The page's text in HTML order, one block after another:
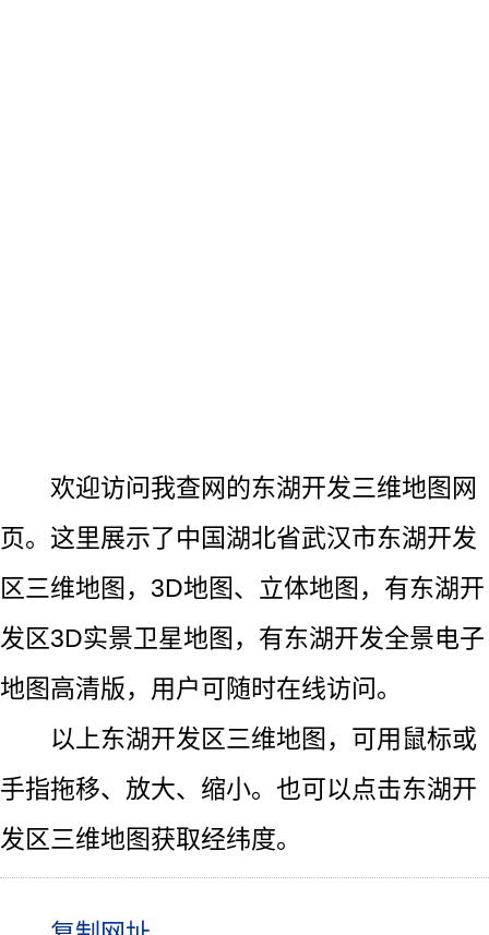
欢迎访问我查网的东湖开发三维地图网
页。这里展示了中国湖北省武汉市东湖开发
区三维地图，3D地图、立体地图，有东湖开
发区3D实景卫星地图，有东湖开发全景电子
地图高清版，用户可随时在线访问。
以上东湖开发区三维地图，可用鼠标或
手指拖移、放大、缩小。也可以点击东湖开
发区三维地图获取经纬度。